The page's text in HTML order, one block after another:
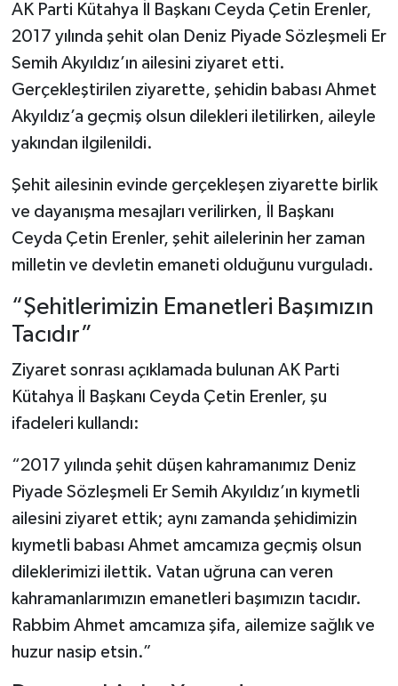
AK Parti Kütahya İl Başkanı Ceyda Çetin Erenler,
2017 yılında şehit olan Deniz Piyade Sözleşmeli Er
Semih Akyıldız’ın ailesini ziyaret etti.
Gerçekleştirilen ziyarette, şehidin babası Ahmet
Akyıldız’a geçmiş olsun dilekleri iletilirken, aileyle
yakından ilgilenildi.
Şehit ailesinin evinde gerçekleşen ziyarette birlik
ve dayanışma mesajları verilirken, İl Başkanı
Ceyda Çetin Erenler, şehit ailelerinin her zaman
milletin ve devletin emaneti olduğunu vurguladı.
“Şehitlerimizin Emanetleri Başımızın
Tacıdır”
Ziyaret sonrası açıklamada bulunan AK Parti
Kütahya İl Başkanı Ceyda Çetin Erenler, şu
ifadeleri kullandı:
“2017 yılında şehit düşen kahramanımız Deniz
Piyade Sözleşmeli Er Semih Akyıldız’ın kıymetli
ailesini ziyaret ettik; aynı zamanda şehidimizin
kıymetli babası Ahmet amcamıza geçmiş olsun
dileklerimizi ilettik. Vatan uğruna can veren
kahramanlarımızın emanetleri başımızın tacıdır.
Rabbim Ahmet amcamıza şifa, ailemize sağlık ve
huzur nasip etsin.”
Spor
Teknoloji
Vefat Haberleri
Yaşam